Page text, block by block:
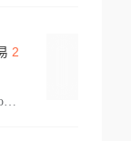
2
personal effect,used household goods